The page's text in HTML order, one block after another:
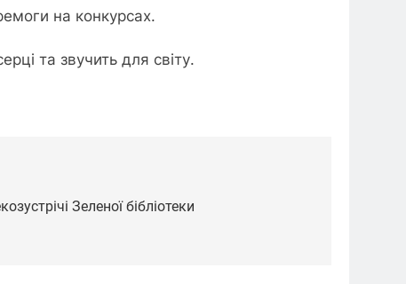
на конкурсах.
та звучить для світу.
Зеленої бібліотеки